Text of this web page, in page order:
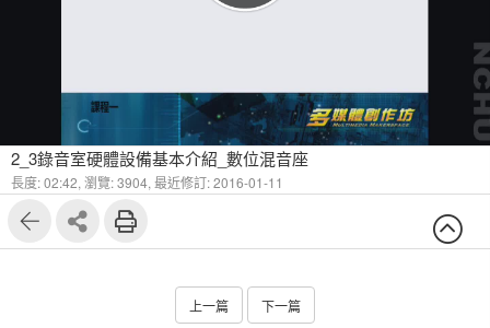
2_3錄音室硬體設備基本介紹_數位混音座
長度: 02:42, 瀏覽: 3904, 最近修訂: 2016-01-11
上一篇 下一篇